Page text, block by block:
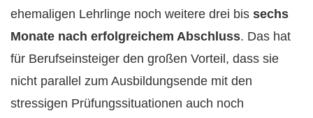
ehemaligen Lehrlinge noch weitere drei bis sechs
Monate nach erfolgreichem Abschluss. Das hat
für Berufseinsteiger den großen Vorteil, dass sie
nicht parallel zum Ausbildungsende mit den
stressigen Prüfungssituationen auch noch